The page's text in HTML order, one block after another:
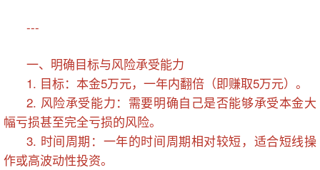
---
一、明确目标与风险承受能力
1. 目标：本金5万元，一年内翻倍（即赚取5万元）。
2. 风险承受能力：需要明确自己是否能够承受本金大
幅亏损甚至完全亏损的风险。
3. 时间周期：一年的时间周期相对较短，适合短线操
作或高波动性投资。